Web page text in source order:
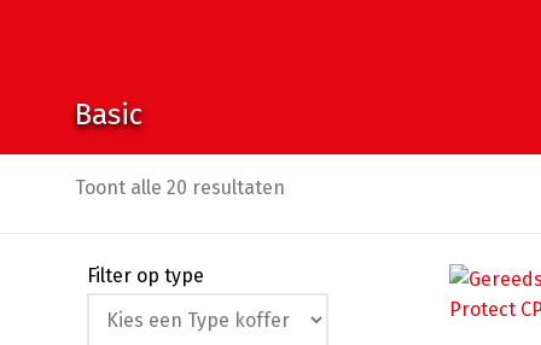
Basic
Toont alle 20 resultaten
Filter op type